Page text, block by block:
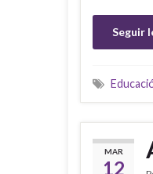
Seguir
MAR
12